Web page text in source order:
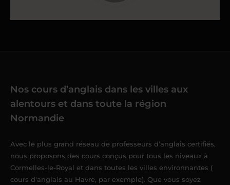
Nos cours d’anglais dans les villes aux
alentours et dans toute la région
Normandie
Avec le plus grand réseau de professeurs d’anglais certifiés,
nous proposons des cours conçus pour tous les niveaux à
Cormelles-le-Royal et dans toutes les villes environnantes (
cours d'anglais au Havre, par exemple). Que vous soyez